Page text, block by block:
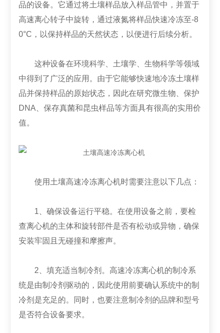
品的设备。它通过将土壤样品放入样品管中，并置于
高速离心转子中旋转，通过液氮将样品快速冷冻至-8
0°C，以保持样品的天然状态，以便进行后续分析。
这种设备在环境科学、土壤学、生物科学等领域
中得到了广泛的应用。由于它能够快速地冷冻土壤样
品并保持样品的原始状态，因此在研究微生物、保护
DNA、保存真菌和昆虫样品等方面具有很高的实用价
值。
使用土壤高速冷冻离心机时需要注意以下几点：
1、确保设备运行平稳。在使用设备之前，要检
查离心机的主体和旋转部件是否有松动或异物，确保
安装牢固且无碰撞和摩擦声。
2、填充适当制冷剂。高速冷冻离心机的制冷系
统是由制冷剂驱动的，因此使用前要确认系统中的制
冷剂是充足的。同时，也要注意制冷剂的品牌和型号
是否符合设备要求。